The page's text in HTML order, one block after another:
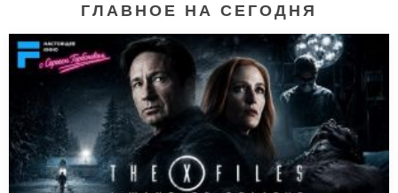
ГЛАВНОЕ НА СЕГОДНЯ